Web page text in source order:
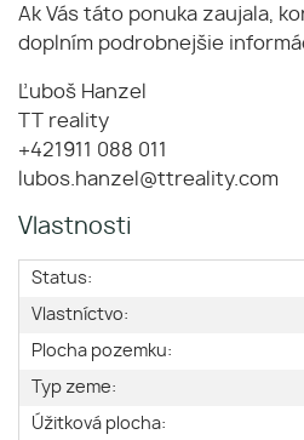
Ak Vás táto ponuka zaujala,
doplním podrobnejšie
Ľuboš Hanzel
TT reality
+421911 088 011
lubos.hanzel@ttreality.com
Vlastnosti
Status:
Vlastníctvo:
Plocha pozemku:
Typ zeme:
Úžitková plocha: